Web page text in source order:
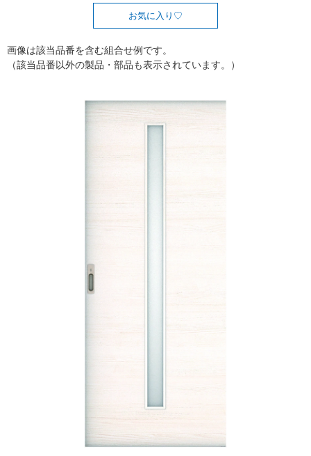
お気に入り
画像は該当品番を含む組合せ例です。
（該当品番以外の製品・部品も表示されています。）